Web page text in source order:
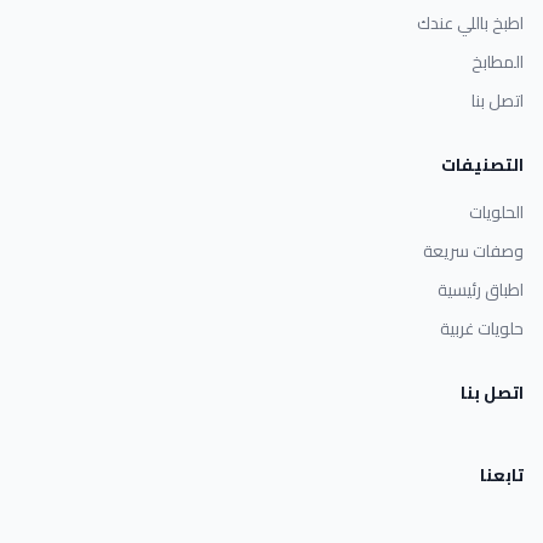
اطبخ باللي عندك
المطابخ
اتصل بنا
التصنيفات
الحلويات
وصفات سريعة
اطباق رئيسية
حلويات غربية
اتصل بنا
تابعنا